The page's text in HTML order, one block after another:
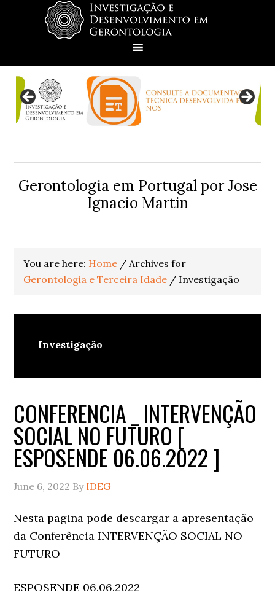
Gerontologia em Portugal por Jose
Ignacio Martin
You are here: Home / Archives for
Gerontologia e Terceira Idade / Investigação
Investigação
CONFERENCIA _ INTERVENÇÃO
SOCIAL NO FUTURO [
ESPOSENDE 06.06.2022 ]
June 6, 2022 By IDEG
Nesta pagina pode descargar a apresentação
da Conferência INTERVENÇÃO SOCIAL NO
FUTURO
ESPOSENDE 06.06.2022